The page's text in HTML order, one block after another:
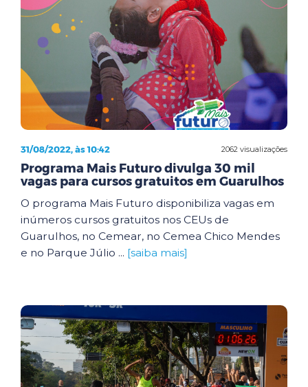
2062 visualizações
31/08/2022, às 10:42
Programa Mais Futuro divulga 30 mil
vagas para cursos gratuitos em Guarulhos
O programa Mais Futuro disponibiliza vagas em
inúmeros cursos gratuitos nos CEUs de
Guarulhos, no Cemear, no Cemea Chico Mendes
e no Parque Júlio ... [saiba mais]